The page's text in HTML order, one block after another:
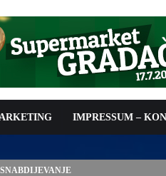
IMPRESSUM –